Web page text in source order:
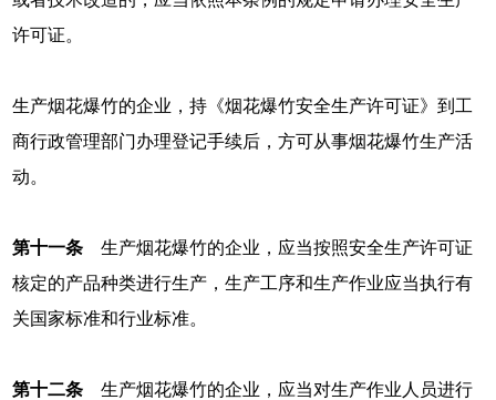
许可证。
生产烟花爆竹的企业，持《烟花爆竹安全生产许可证》到工
商行政管理部门办理登记手续后，方可从事烟花爆竹生产活
动。
第十一条 生产烟花爆竹的企业，应当按照安全生产许可证
核定的产品种类进行生产，生产工序和生产作业应当执行有
关国家标准和行业标准。
第十二条 生产烟花爆竹的企业，应当对生产作业人员进行